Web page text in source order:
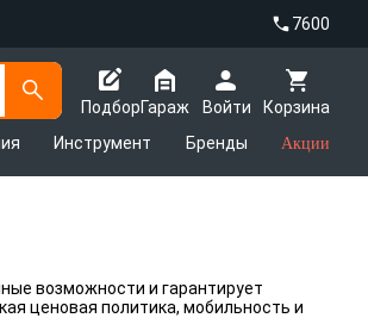
7600
Подбор
Корзина
Гараж
Войти
Инструмент Бренды Акции
возможности и гарантирует
ценовая политика, мобильность и